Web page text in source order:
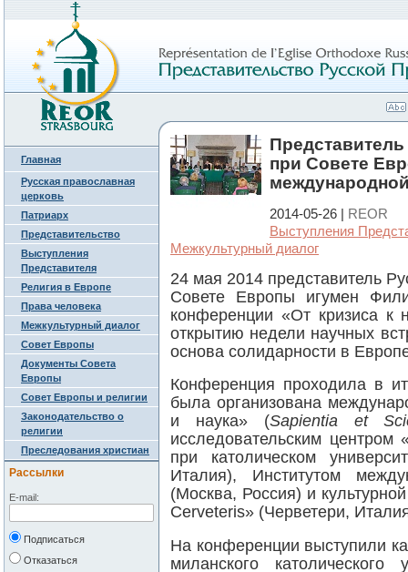
Главная
Русская православная
церковь
Патриарх
Представительство
Выступления
Представителя
Религия в Европе
Права человека
Межкультурный диалог
Совет Европы
Документы Совета
Европы
Совет Европы и религии
Законодательство о
религии
Преследования христиан
Рассылки
E-mail:
Подписаться
Отказаться
при Совете
2014-05-26 | REOR
Выступления
Межкультурный диалог
24 мая 2014 представитель
Совете Европы игумен
конференции «От кризиса к
открытию недели научных
основа солидарности в
Конференция проходила в
была организована
и наука» (Sapientia et
исследовательским центром
при католическом
Италия), Институтом
(Москва, Россия) и
Cerveteris» (Черветери,
На конференции выступили
миланского католического